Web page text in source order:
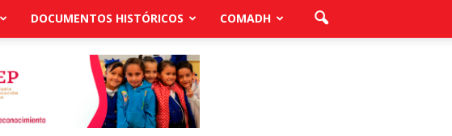
DOCUMENTOS HISTÓRICOS COMADH